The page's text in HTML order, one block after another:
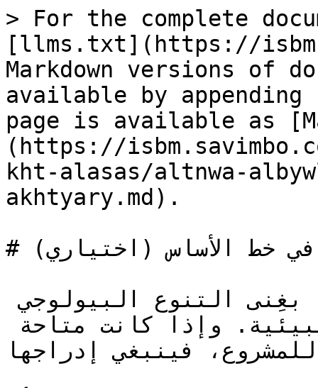
> For the complete
[llms.txt](https://
Markdown versions of
available by
page is available as
(https://
kht-alasas/altnwa-
akhtyary.md).
# التنوع البيولوجي في خط الأساس (اختياري)
قد لا تكون البيانات المتعلقة بغِنى التنوع البيولوجي
للمشروع، فينبغي إدراجها.&#x20;